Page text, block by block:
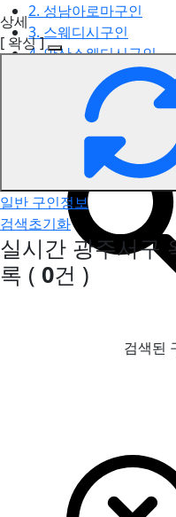
2. 성남아로마구인
3. 스웨디시구인
4. 안산스웨디시구인
5. 아로마구인
광주서구 왁싱 구인정보
상세
[ 왁싱 ]
일반 구인정보
검색초기화
실시간 광주서구
록 ( 0건 )
검색된